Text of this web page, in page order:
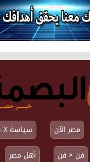
مصر الآن
سياسة X سياسة
فن × فن أهل مصر